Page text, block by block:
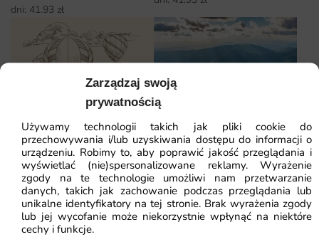
Zarządzaj swoją
prywatnością
Używamy technologii takich jak pliki cookie do
przechowywania i/lub uzyskiwania dostępu do informacji o
urządzeniu. Robimy to, aby poprawić jakość przeglądania i
wyświetlać (nie)spersonalizowane reklamy. Wyrażenie
zgody na te technologie umożliwi nam przetwarzanie
danych, takich jak zachowanie podczas przeglądania lub
unikalne identyfikatory na tej stronie. Brak wyrażenia zgody
lub jej wycofanie może niekorzystnie wpłynąć na niektóre
cechy i funkcje.
dni: 41.93 zł
Fototapety Balony w Sepii
34.30zł 52.77zł
Najniższa cena z ostatnich 30
dni:34.30 zł
Fototapeta Zielone
Wzgórza
41.93zł 64.51zł
Najniższa cena z ostatnich 30
dni:41.93zł